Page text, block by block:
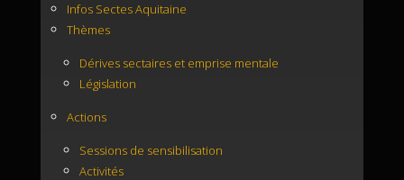
Infos Sectes Aquitaine
Thèmes
Dérives sectaires et emprise mentale
Législation
Actions
Sessions de sensibilisation
Activités